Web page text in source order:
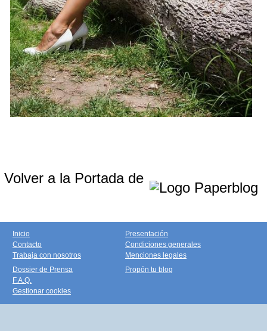
Volver a la Portada de
Inicio
Contacto
Trabaja con nosotros
Presentación
Condiciones generales
Menciones legales
Dossier de Prensa
F.A.Q.
Gestionar cookies
Propón tu blog